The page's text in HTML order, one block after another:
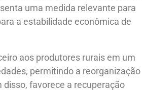
uma medida relevante para
a estabilidade econômica de
aos produtores rurais em um
permitindo a reorganização
favorece a recuperação